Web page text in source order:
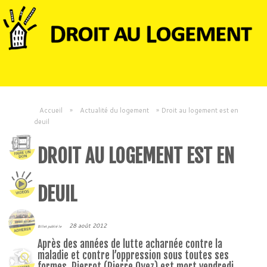
Accueil » Actualité du logement » Droit au logement est en
deuil
DROIT AU LOGEMENT EST EN
DEUIL
Billet publié le 28 août 2012
Après des années de lutte acharnée contre la
maladie et contre l’oppression sous toutes ses